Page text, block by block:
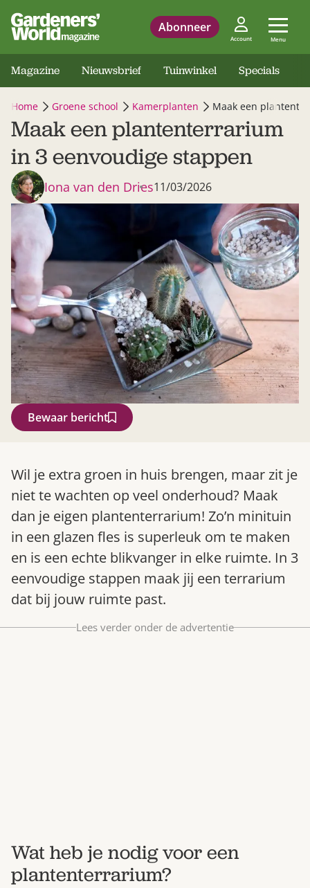
Abonneer
Account Menu
Gardeners’ World 08/2026
Bestel nu
Magazine Nieuwsbrief Tuinwinkel Specials
Home Groene school Kamerplanten Maak een
Maak een plantenterrarium
in 3 eenvoudige stappen
Iona van den Dries11/03/2026
Bewaar bericht
Wil je extra groen in huis brengen, maar zit je
niet te wachten op veel onderhoud? Maak
dan je eigen plantenterrarium! Zo’n minituin
in een glazen fles is superleuk om te maken
en is een echte blikvanger in elke ruimte. In 3
eenvoudige stappen maak jij een terrarium
dat bij jouw ruimte past.
Lees verder onder de advertentie
Wat heb je nodig voor een
plantenterrarium?